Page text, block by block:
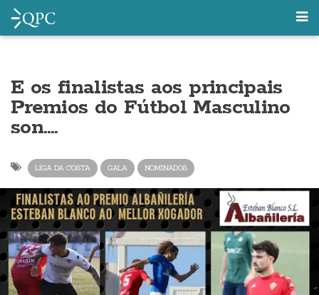
E os finalistas aos principais
Premios do Fútbol Masculino
son….
LIGA DA COSTA GALA NOMINADOS